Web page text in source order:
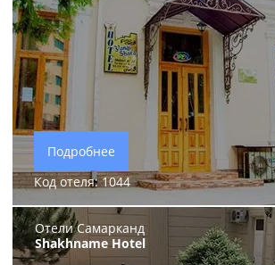
Подробнее
Код отеля: 1044
Отели Самарканд
Shakhname Hotel